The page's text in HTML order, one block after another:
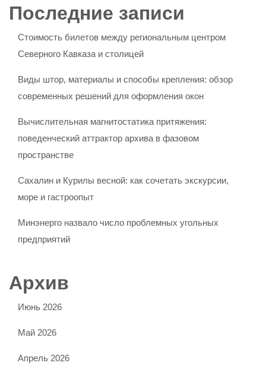
Последние записи
Стоимость билетов между региональным центром
Северного Кавказа и столицей
Виды штор, материалы и способы крепления: обзор
современных решений для оформления окон
Вычислительная магнитостатика притяжения:
поведенческий аттрактор архива в фазовом
пространстве
Сахалин и Курилы весной: как сочетать экскурсии,
море и гастроопыт
Минэнерго назвало число проблемных угольных
предприятий
Архив
Июнь 2026
Май 2026
Апрель 2026